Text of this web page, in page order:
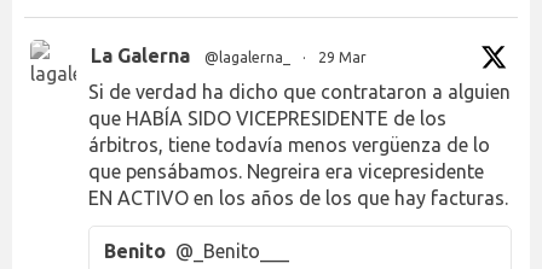
La Galerna @lagalerna_ · 29 Mar
Si de verdad ha dicho que contrataron a alguien
que HABÍA SIDO VICEPRESIDENTE de los
árbitros, tiene todavía menos vergüenza de lo
que pensábamos. Negreira era vicepresidente
EN ACTIVO en los años de los que hay facturas.
Benito @_Benito___